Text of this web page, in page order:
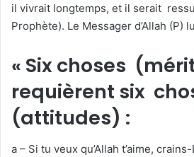
il vivrait longtemps, et il serait
Prophète). Le Messager d’Allah (P)
« Six choses
requièrent six
(attitudes) :
a – Si tu veux qu’Allah t’aime,